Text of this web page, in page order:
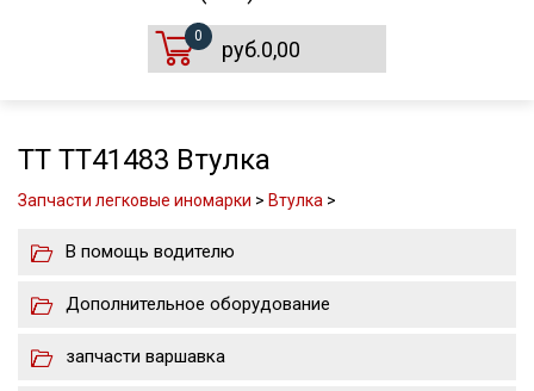
0
руб.0,00
TT TT41483 Втулка
Запчасти легковые иномарки > Втулка >
В помощь водителю
Дополнительное оборудование
запчасти варшавка